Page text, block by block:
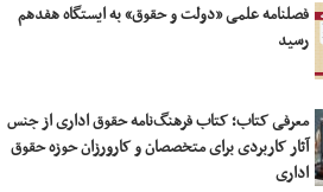
فصلنامه علمی «دولت و حقوق» به ایستگاه هفدهم
رسید
معرفی کتاب؛ کتاب فرهنگ‌نامه حقوق اداری از جنس
آثار کاربردی برای متخصصان و کارورزان حوزه حقوق
اداری